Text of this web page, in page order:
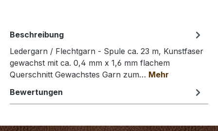
Beschreibung
Ledergarn / Flechtgarn - Spule ca. 23 m, Kunstfaser
gewachst mit ca. 0,4 mm x 1,6 mm flachem
Querschnitt Gewachstes Garn zum… Mehr
Bewertungen